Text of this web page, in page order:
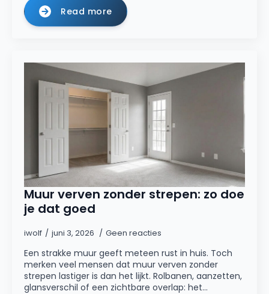
Read more
Muur verven zonder strepen: zo doe
je dat goed
iwolf juni 3, 2026 Geen reacties
Een strakke muur geeft meteen rust in huis. Toch
merken veel mensen dat muur verven zonder
strepen lastiger is dan het lijkt. Rolbanen, aanzetten,
glansverschil of een zichtbare overlap: het…